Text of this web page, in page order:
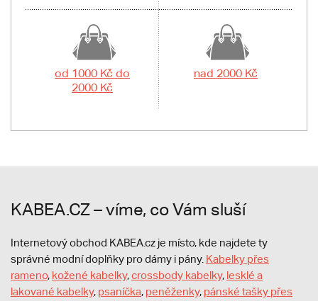
od 1000 Kč do
2000 Kč
nad 2000 Kč
KABEA.CZ – víme, co Vám sluší
Internetový obchod KABEA.cz je místo, kde najdete ty
správné modní doplňky pro dámy i pány. Kabelky přes
rameno, kožené kabelky,crossbody kabelky, lesklé a
lakované kabelky, psaníčka, peněženky, pánské tašky přes